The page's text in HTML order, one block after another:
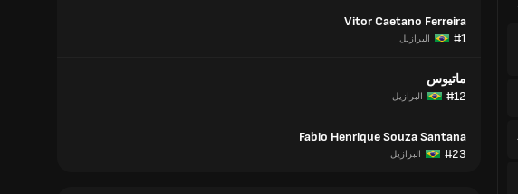
Vitor Caetano Ferreira
#1
البرازيل
ماتيوس
#12
البرازيل
Fabio Henrique Souza Santana
#23
البرازيل